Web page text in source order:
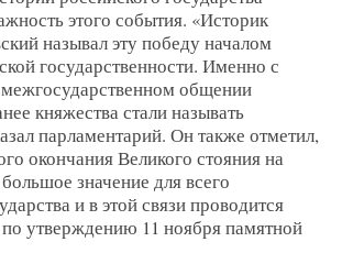
этого события. «Историк
называл эту победу началом
государственности. Именно с
общении
княжества стали называть
парламентарий. Он также отметил,
окончания Великого стояния на
значение для всего
и в этой связи проводится
по утверждению 11 ноября памятной